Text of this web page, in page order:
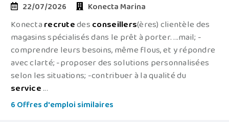
22/07/2026 Konecta Marina
Konectarecrutedesconseillers(ères) clientèle des
magasins spécialisés dans le prêt à porter. ...mail; -
comprendre leurs besoins, même flous, et y répondre
avec clarté; -proposer des solutions personnalisées
selon les situations; -contribuer à la qualité du
service...
6 Offres d'emploi similaires